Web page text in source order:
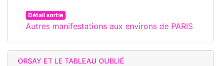
Détail sortie
Autres manifestations aux environs de PARIS
ORSAY ET LE TABLEAU OUBLIÉ